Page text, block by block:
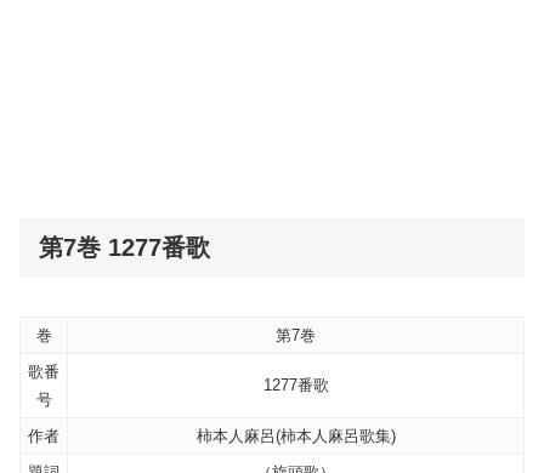
第7巻 1277番歌
巻
第7巻
歌番
号
1277番歌
作者
柿本人麻呂(柿本人麻呂歌集)